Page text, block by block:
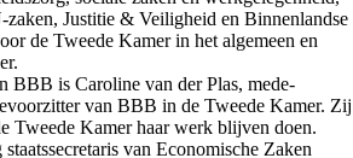
Justitie & Veiligheid en Binnenlandse
de Tweede Kamer in het algemeen en
BBB is Caroline van der Plas, mede-
van BBB in de Tweede Kamer. Zij
Tweede Kamer haar werk blijven doen.
van Economische Zaken